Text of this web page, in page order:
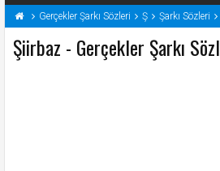
Gerçekler Şarkı Sözleri Ş Şarkı Sözleri
Şiirbaz - Gerçekler Şarkı